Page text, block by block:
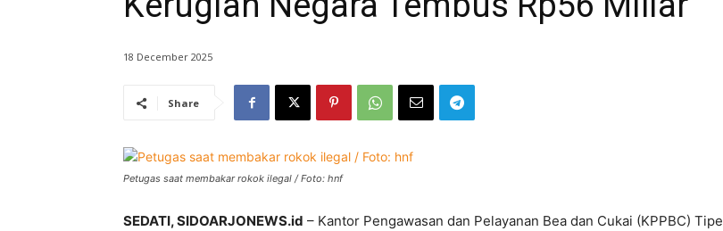
18 December 2025
Share
Petugas saat membakar rokok ilegal / Foto: hnf
SEDATI, SIDOARJONEWS.id – Kantor Pengawasan dan Pelayanan Bea dan Cukai (KPPBC) Tipe